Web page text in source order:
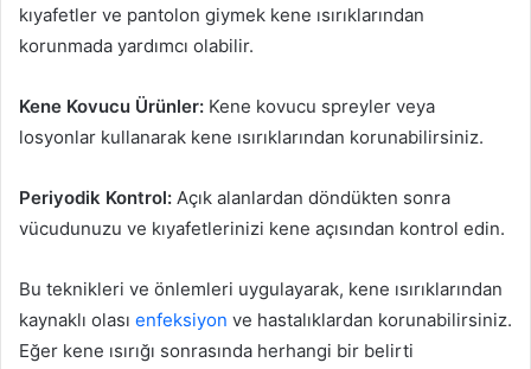
kıyafetler ve pantolon giymek kene ısırıklarından
korunmada yardımcı olabilir.
Kene Kovucu Ürünler: Kene kovucu spreyler veya
losyonlar kullanarak kene ısırıklarından korunabilirsiniz.
Periyodik Kontrol: Açık alanlardan döndükten sonra
vücudunuzu ve kıyafetlerinizi kene açısından kontrol edin.
Bu teknikleri ve önlemleri uygulayarak, kene ısırıklarından
kaynaklı olası enfeksiyon ve hastalıklardan korunabilirsiniz.
Eğer kene ısırığı sonrasında herhangi bir belirti